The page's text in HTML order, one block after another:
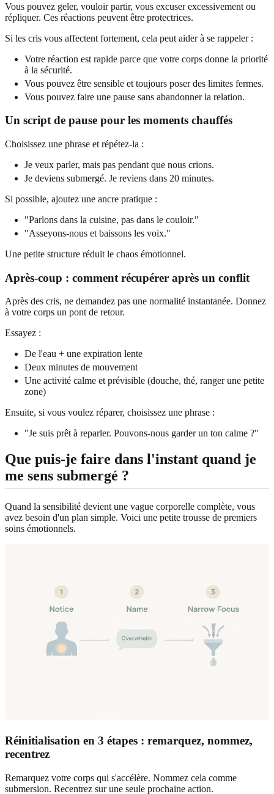
Vous pouvez geler, vouloir partir, vous excuser excessivement ou
répliquer. Ces réactions peuvent être protectrices.
Si les cris vous affectent fortement, cela peut aider à se rappeler :
Votre réaction est rapide parce que votre corps donne la priorité
à la sécurité.
Vous pouvez être sensible et toujours poser des limites fermes.
Vous pouvez faire une pause sans abandonner la relation.
Un script de pause pour les moments chauffés
Choisissez une phrase et répétez-la :
Je veux parler, mais pas pendant que nous crions.
Je deviens submergé. Je reviens dans 20 minutes.
Si possible, ajoutez une ancre pratique :
"Parlons dans la cuisine, pas dans le couloir."
"Asseyons-nous et baissons les voix."
Une petite structure réduit le chaos émotionnel.
Après-coup : comment récupérer après un conflit
Après des cris, ne demandez pas une normalité instantanée. Donnez
à votre corps un pont de retour.
Essayez :
De l'eau + une expiration lente
Deux minutes de mouvement
Une activité calme et prévisible (douche, thé, ranger une petite
zone)
Ensuite, si vous voulez réparer, choisissez une phrase :
"Je suis prêt à reparler. Pouvons-nous garder un ton calme ?"
Que puis-je faire dans l'instant quand je
me sens submergé ?
Quand la sensibilité devient une vague corporelle complète, vous
avez besoin d'un plan simple. Voici une petite trousse de premiers
soins émotionnels.
Réinitialisation en 3 étapes : remarquez, nommez,
recentrez
Remarquez votre corps qui s'accélère. Nommez cela comme
submersion. Recentrez sur une seule prochaine action.